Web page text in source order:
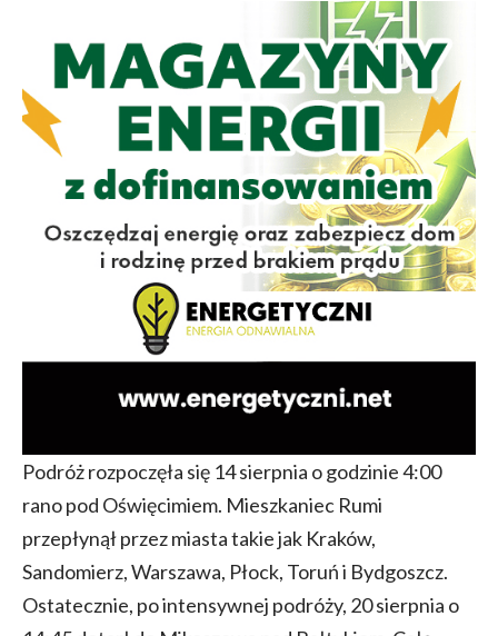
Podróż rozpoczęła się 14 sierpnia o godzinie 4:00
rano pod Oświęcimiem. Mieszkaniec Rumi
przepłynął przez miasta takie jak Kraków,
Sandomierz, Warszawa, Płock, Toruń i Bydgoszcz.
Ostatecznie, po intensywnej podróży, 20 sierpnia o